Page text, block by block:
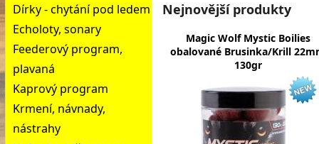
Dírky - chytání pod ledem
Echoloty, sonary
Feederový program,
plavaná
Kaprový program
Krmení, návnady,
nástrahy
Nejnovější produkty
Magic Wolf Mystic Boilies
obalované Brusinka/Krill
130gr